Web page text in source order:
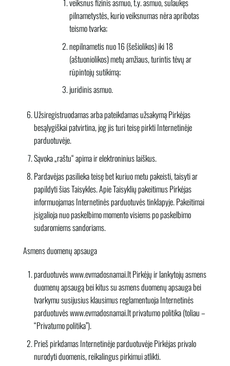
veiksnus fizinis asmuo, t.y. asmuo, sulaukęs
pilnametystės, kurio veiksnumas nėra apribotas
teismo tvarka;
nepilnametis nuo 16 (šešiolikos) iki 18
(aštuoniolikos) metų amžiaus, turintis tėvų ar
rūpintojų sutikimą;
juridinis asmuo.
Užsiregistruodamas arba pateikdamas užsakymą Pirkėjas
besąlygiškai patvirtina, jog jis turi teisę pirkti Internetinėje
parduotuvėje.
Sąvoka „raštu“ apima ir elektroninius laiškus.
Pardavėjas pasilieka teisę bet kuriuo metu pakeisti, taisyti ar
papildyti šias Taisykles. Apie Taisyklių pakeitimus Pirkėjas
informuojamas Internetinės parduotuvės tinklapyje. Pakeitimai
įsigalioja nuo paskelbimo momento visiems po paskelbimo
sudaromiems sandoriams.
Asmens duomenų apsauga
parduotuvės www.evmadosnamai.lt Pirkėjų ir lankytojų asmens
duomenų apsaugą bei kitus su asmens duomenų apsauga bei
tvarkymu susijusius klausimus reglamentuoja Internetinės
parduotuvės www.evmadosnamai.lt privatumo politika (toliau –
“Privatumo politika”).
Prieš pirkdamas Internetinėje parduotuvėje Pirkėjas privalo
nurodyti duomenis, reikalingus pirkimui atlikti.